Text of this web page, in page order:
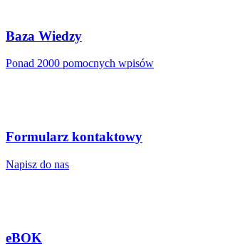
Baza Wiedzy
Ponad 2000 pomocnych wpisów
Formularz kontaktowy
Napisz do nas
eBOK